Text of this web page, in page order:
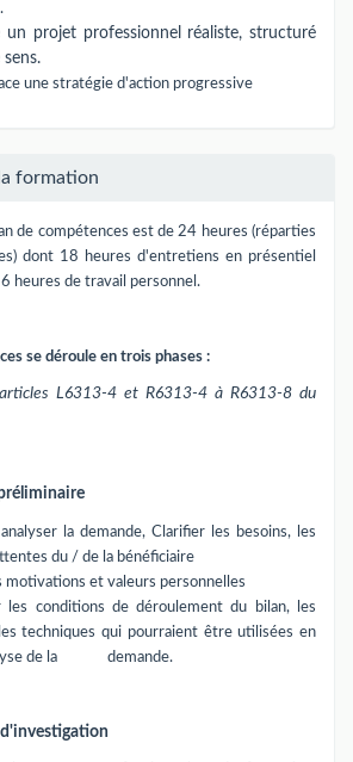
projet professionnel réaliste, structuré
une stratégie d'action progressive
formation
de compétences est de 24 heures (réparties
dont 18 heures d'entretiens en présentiel
heures de travail personnel.
se déroule en trois phases :
L6313-4 et R6313-4 à R6313-8 du
la demande, Clarifier les besoins, les
du / de la bénéficiaire
et valeurs personnelles
conditions de déroulement du bilan, les
techniques qui pourraient être utilisées en
de la demande.
d'investigation